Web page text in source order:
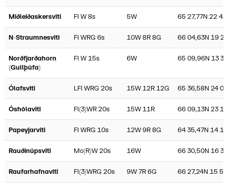
Miðleiðaskersviti Fl W 8s 5W 65 27,77N 22
N-Straumnesviti Fl WRG 6s 10W 8R 8G 66 04,63N 19
Norðfjarðahorn
(Gullþúfa)
Fl W 15s 6W 65 09,96N 13
Ólafsviti LFl WRG 20s 15W 12R 12G 65 36,58N 24
Óshólaviti Fl(3)WR 20s 15W 11R 66 09,13N 23
Papeyjarviti Fl WRG 10s 12W 9R 8G 64 35,47N 14
Rauðinúpsviti Mo(R)W 20s 16W 66 30,50N 16
Raufarhafnaviti Fl(3)WRG 20s 9W 7R 6G 66 27,24N 15